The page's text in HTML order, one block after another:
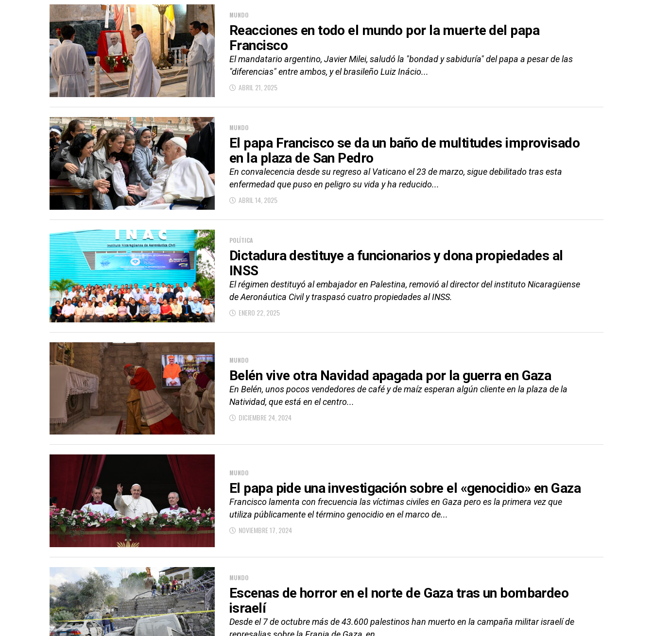
MUNDO
Reacciones en todo el mundo por la muerte del papa
Francisco
El mandatario argentino, Javier Milei, saludó la "bondad y sabiduría" del papa a pesar de las
"diferencias" entre ambos, y el brasileño Luiz Inácio...
ABRIL 21, 2025
MUNDO
El papa Francisco se da un baño de multitudes improvisado
en la plaza de San Pedro
En convalecencia desde su regreso al Vaticano el 23 de marzo, sigue debilitado tras esta
enfermedad que puso en peligro su vida y ha reducido...
ABRIL 14, 2025
POLÍTICA
Dictadura destituye a funcionarios y dona propiedades al
INSS
El régimen destituyó al embajador en Palestina, removió al director del instituto Nicaragüense
de Aeronáutica Civil y traspasó cuatro propiedades al INSS.
ENERO 22, 2025
MUNDO
Belén vive otra Navidad apagada por la guerra en Gaza
En Belén, unos pocos vendedores de café y de maíz esperan algún cliente en la plaza de la
Natividad, que está en el centro...
DICIEMBRE 24, 2024
MUNDO
El papa pide una investigación sobre el «genocidio» en Gaza
Francisco lamenta con frecuencia las víctimas civiles en Gaza pero es la primera vez que
utiliza públicamente el término genocidio en el marco de...
NOVIEMBRE 17, 2024
MUNDO
Escenas de horror en el norte de Gaza tras un bombardeo
israelí
Desde el 7 de octubre más de 43.600 palestinos han muerto en la campaña militar israelí de